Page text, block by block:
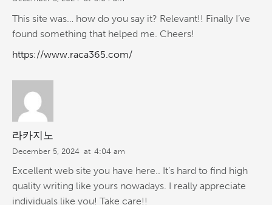
This site was… how do you say it? Relevant!! Finally I’ve
found something that helped me. Cheers!
https://www.raca365.com/
라카지노
December 5, 2024 at 4:04 am
Excellent web site you have here.. It’s hard to find high
quality writing like yours nowadays. I really appreciate
individuals like you! Take care!!